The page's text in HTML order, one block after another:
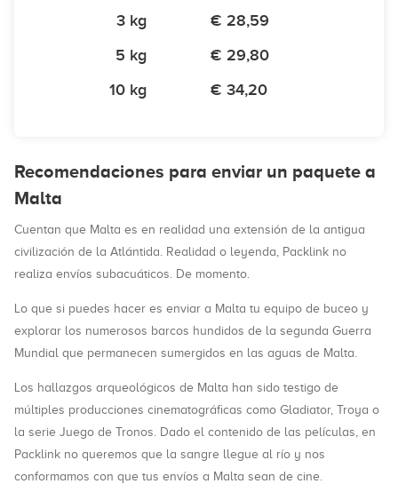
3 kg
€ 28,59
5 kg
€ 29,80
10 kg
€ 34,20
Recomendaciones para enviar un paquete a
Malta
Cuentan que Malta es en realidad una extensión de la antigua
civilización de la Atlántida. Realidad o leyenda, Packlink no
realiza envíos subacuáticos. De momento.
Lo que si puedes hacer es enviar a Malta tu equipo de buceo y
explorar los numerosos barcos hundidos de la segunda Guerra
Mundial que permanecen sumergidos en las aguas de Malta.
Los hallazgos arqueológicos de Malta han sido testigo de
múltiples producciones cinematográficas como Gladiator, Troya o
la serie Juego de Tronos. Dado el contenido de las películas, en
Packlink no queremos que la sangre llegue al río y nos
conformamos con que tus envíos a Malta sean de cine.